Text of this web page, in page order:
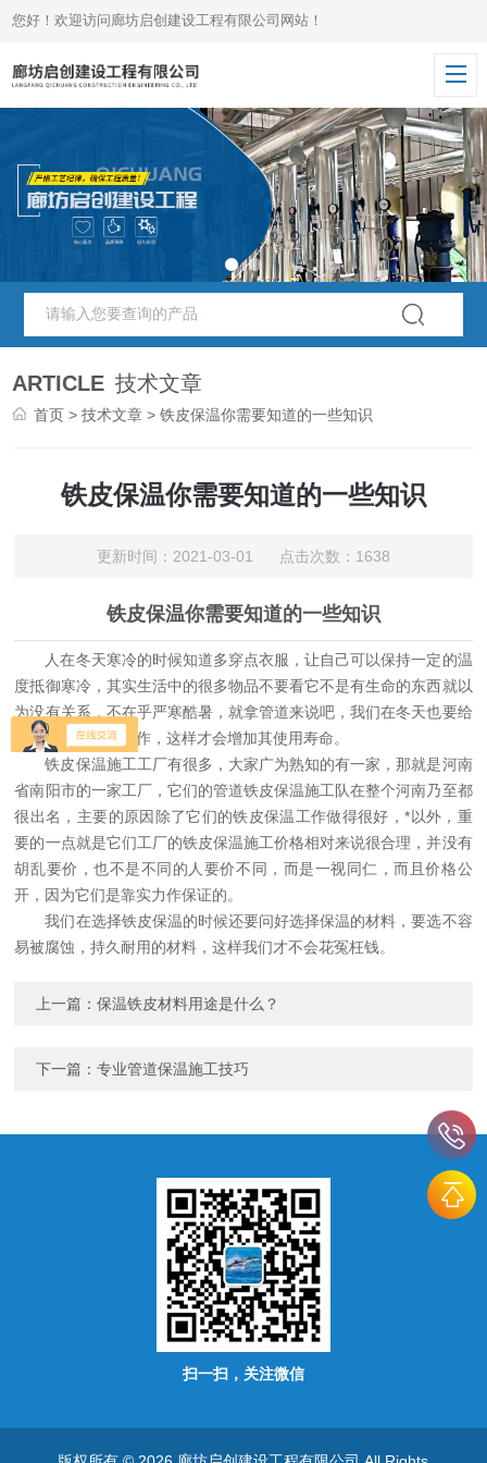
您好！欢迎访问廊坊启创建设工程有限公司网站！
ARTICLE 技术文章
首页 >技术文章 > 铁皮保温你需要知道的一些知识
铁皮保温你需要知道的一些知识
更新时间：2021-03-01 点击次数：1638
铁皮保温你需要知道的一些知识
人在冬天寒冷的时候知道多穿点衣服，让自己可以保持一定的温
度抵御寒冷，其实生活中的很多物品不要看它不是有生命的东西就以
为没有关系，不在乎严寒酷暑，就拿管道来说吧，我们在冬天也要给
它做好铁皮保温工作，这样才会增加其使用寿命。
铁皮保温施工工厂有很多，大家广为熟知的有一家，那就是河南
省南阳市的一家工厂，它们的管道铁皮保温施工队在整个河南乃至都
很出名，主要的原因除了它们的铁皮保温工作做得很好，*以外，重
要的一点就是它们工厂的铁皮保温施工价格相对来说很合理，并没有
胡乱要价，也不是不同的人要价不同，而是一视同仁，而且价格公
开，因为它们是靠实力作保证的。
我们在选择铁皮保温的时候还要问好选择保温的材料，要选不容
易被腐蚀，持久耐用的材料，这样我们才不会花冤枉钱。
上一篇：保温铁皮材料用途是什么？
下一篇：专业管道保温施工技巧
扫一扫，关注微信